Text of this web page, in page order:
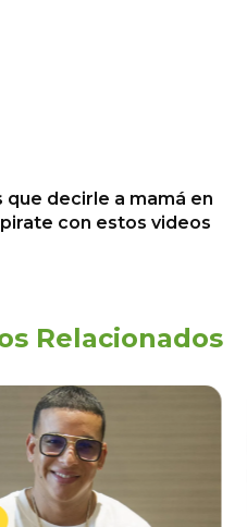
que decirle a mamá en
con estos videos
Relacionados